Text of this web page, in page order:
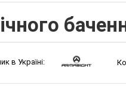
в Україні: